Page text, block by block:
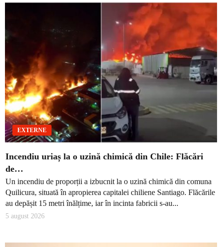
EXTERNE
Incendiu uriaș la o uzină chimică din Chile: Flăcări
de…
Un incendiu de proporții a izbucnit la o uzină chimică din comuna
Quilicura, situată în apropierea capitalei chiliene Santiago. Flăcările
au depășit 15 metri înălțime, iar în incinta fabricii s-au...
5 august 2026